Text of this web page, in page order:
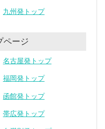
九州発トップ
ページ
名古屋発トップ
福岡発トップ
函館発トップ
帯広発トップ